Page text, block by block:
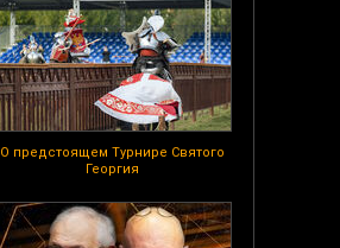
О предстоящем Турнире Святого
Георгия